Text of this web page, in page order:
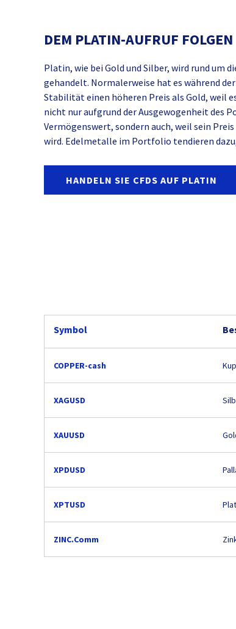
DEM PLATIN-AUFRUF FOLGEN
Platin, wie bei Gold und Silber, wird rund um
gehandelt. Normalerweise hat es während
Stabilität einen höheren Preis als Gold, weil
nicht nur aufgrund der Ausgewogenheit des
Vermögenswert, sondern auch, weil sein
wird. Edelmetalle im Portfolio tendieren
HANDELN SIE CFDS AUF PLATIN
Symbol
COPPER-cash
XAGUSD
XAUUSD
XPDUSD
XPTUSD
ZINC.Comm